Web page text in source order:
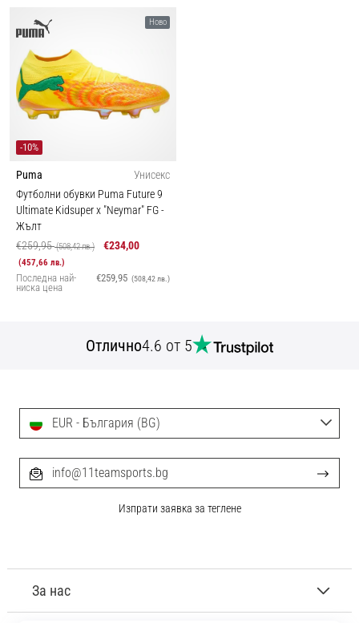
Ново
-10%
Puma
Унисекс
Футболни обувки Puma Future 9
Ultimate Kidsuper x "Neymar" FG-
Жълт
€259,95(508,42 лв.) €234,00
(457,66 лв.)
Последна най-
ниска цена
€259,95 (508,42 лв.)
Отлично4.6 от 5
За нас
EUR - България (BG)
info@11teamsports.bg
Изпрати заявка за теглене